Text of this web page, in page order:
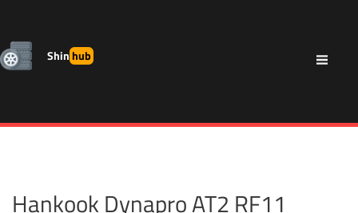
Shinhub
Hankook Dynapro AT2 RF11